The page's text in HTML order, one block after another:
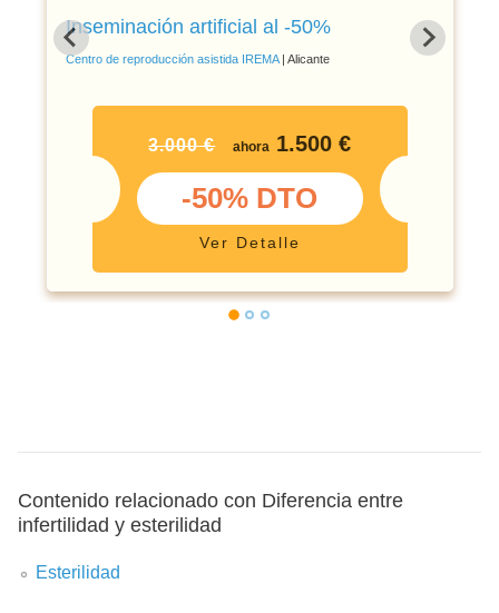
Inseminación artificial al -50%
Centro de reproducción asistida IREMA| Alicante
3.000 € ahora 1.500 €
-50% DTO
Ver Detalle
Contenido relacionado con Diferencia entre
infertilidad y esterilidad
Esterilidad